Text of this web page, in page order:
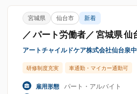
宮城県 仙台市 新着
／ パート労働者／ 宮城県 仙
アートチャイルドケア株式会社仙台泉
研修制度充実 車通勤・マイカー通勤可
雇用形態 パート・アルバイト